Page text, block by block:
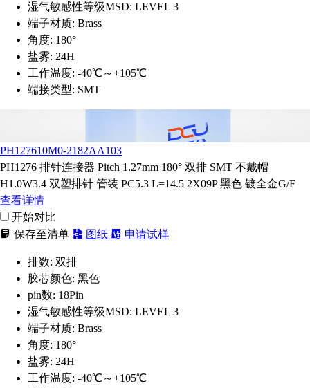
湿气敏感性等级MSD: LEVEL 3
端子材质: Brass
角度: 180°
盐雾: 24H
工作温度: -40℃～+105℃
端接类型: SMT
PH127610M0-2182AA103
PH1276 排针连接器 Pitch 1.27mm 180° 双排 SMT 不戴帽
H1.0W3.4 双塑排针 管装 PC5.3 L=14.5 2X09P 黑色 镀全金G/F
查看详情
开始对比
保存至清单
图纸 申请试样
排数: 双排
胶芯颜色: 黑色
pin数: 18Pin
湿气敏感性等级MSD: LEVEL 3
端子材质: Brass
角度: 180°
盐雾: 24H
工作温度: -40℃～+105℃